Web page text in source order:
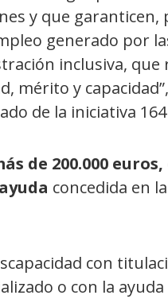
y que
generado por
inclusiva, que
mérito y
de la iniciativa
de 200.000 euros,
concedida en
con
o con la